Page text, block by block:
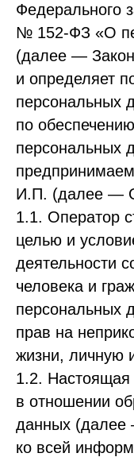
Федерального
№ 152-ФЗ «О
(далее —
и определяет
персональных
по
персональных
И.П. (далее —
1.1. Оператор
целью и
деятельности
человека и
персональных
прав на
жизни, личную
1.2. Настоящая
в отношении
данных (далее
ко всей